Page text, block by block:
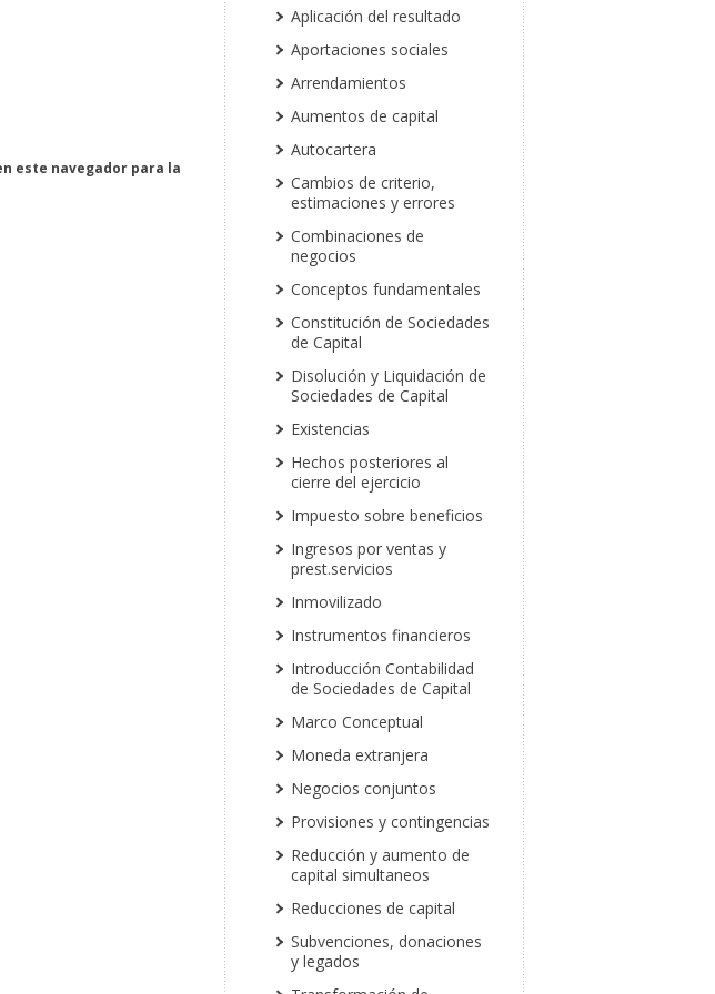
este navegador para la
Aplicación del resultado
Aportaciones sociales
Arrendamientos
Aumentos de capital
Autocartera
Cambios de criterio,
estimaciones y errores
Combinaciones de
negocios
Conceptos fundamentales
Constitución de Sociedades
de Capital
Disolución y Liquidación de
Sociedades de Capital
Existencias
Hechos posteriores al
cierre del ejercicio
Impuesto sobre beneficios
Ingresos por ventas y
prest.servicios
Inmovilizado
Instrumentos financieros
Introducción Contabilidad
de Sociedades de Capital
Marco Conceptual
Moneda extranjera
Negocios conjuntos
Provisiones y contingencias
Reducción y aumento de
capital simultaneos
Reducciones de capital
Subvenciones, donaciones
y legados